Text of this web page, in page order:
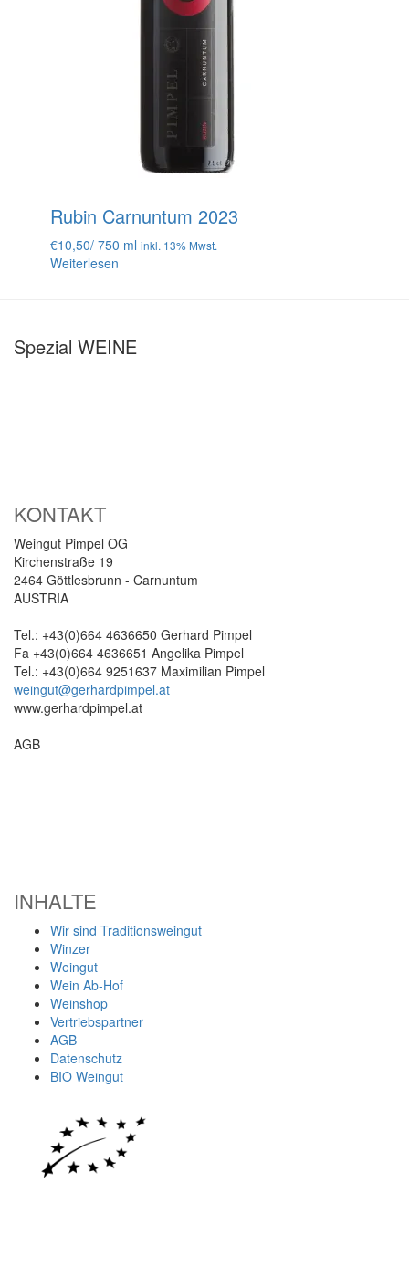
Rubin Carnuntum 2023
€10,50/ 750 ml inkl. 13% Mwst.
Weiterlesen
Spezial WEINE
KONTAKT
Weingut Pimpel OG
Kirchenstraße 19
2464 Göttlesbrunn - Carnuntum
AUSTRIA
Tel.: +43(0)664 4636650 Gerhard Pimpel
Fa +43(0)664 4636651 Angelika Pimpel
Tel.: +43(0)664 9251637 Maximilian Pimpel
weingut@gerhardpimpel.at
www.gerhardpimpel.at
AGB
INHALTE
Wir sind Traditionsweingut
Winzer
Weingut
Wein Ab-Hof
Weinshop
Vertriebspartner
AGB
Datenschutz
BIO Weingut